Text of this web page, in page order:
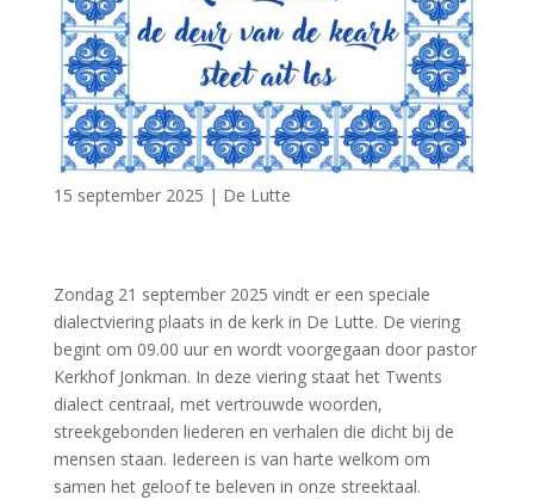
15 september 2025 | De Lutte
Zondag 21 september 2025 vindt er een speciale
dialectviering plaats in de kerk in De Lutte. De viering
begint om 09.00 uur en wordt voorgegaan door pastor
Kerkhof Jonkman. In deze viering staat het Twents
dialect centraal, met vertrouwde woorden,
streekgebonden liederen en verhalen die dicht bij de
mensen staan. Iedereen is van harte welkom om
samen het geloof te beleven in onze streektaal.